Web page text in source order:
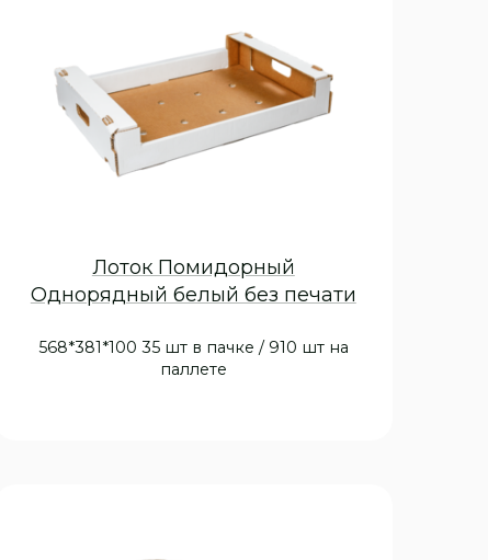
Лоток Помидорный
Однорядный белый без печати
568*381*100 35 шт в пачке / 910 шт на
паллете